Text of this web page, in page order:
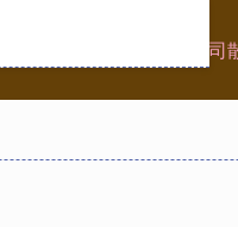
全国前三配资公司